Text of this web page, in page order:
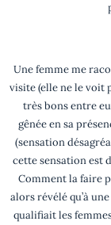
Une femme me
visite (elle ne le voit
très bons entre
gênée en sa
(sensation
cette sensation est
Comment la faire
alors révélé qu’à
qualifiait les